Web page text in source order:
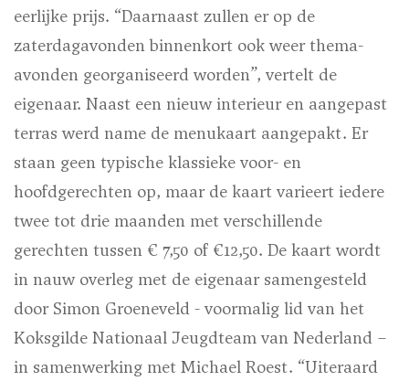
eerlijke prijs. “Daarnaast zullen er op de
zaterdagavonden binnenkort ook weer thema-
avonden georganiseerd worden”, vertelt de
eigenaar. Naast een nieuw interieur en aangepast
terras werd name de menukaart aangepakt. Er
staan geen typische klassieke voor- en
hoofdgerechten op, maar de kaart varieert iedere
twee tot drie maanden met verschillende
gerechten tussen € 7,50 of €12,50. De kaart wordt
in nauw overleg met de eigenaar samengesteld
door Simon Groeneveld - voormalig lid van het
Koksgilde Nationaal Jeugdteam van Nederland –
in samenwerking met Michael Roest. “Uiteraard